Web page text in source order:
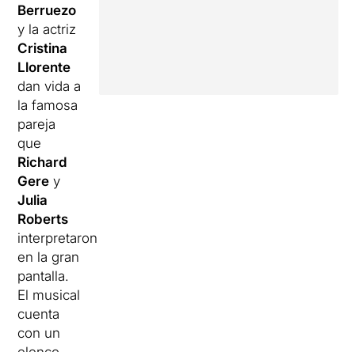
Berruezo
y la actriz
Cristina
Llorente
dan vida a
la famosa
pareja
que
Richard
Gere y
Julia
Roberts
interpretaron
en la gran
pantalla.
El musical
cuenta
con un